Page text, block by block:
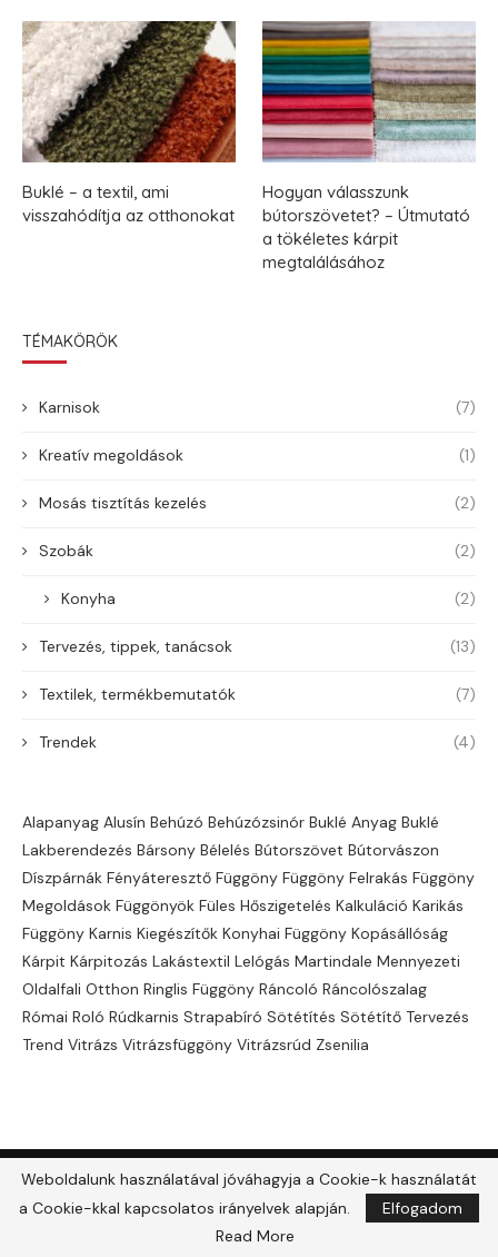
Buklé – a textil, ami
visszahódítja az otthonokat
Hogyan válasszunk
bútorszövetet? – Útmutató
a tökéletes kárpit
megtalálásához
TÉMAKÖRÖK
Karnisok (7)
Kreatív megoldások (1)
Mosás tisztítás kezelés (2)
Szobák (2)
Konyha (2)
Tervezés, tippek, tanácsok (13)
Textilek, termékbemutatók (7)
Trendek (4)
Alapanyag Alusín Behúzó Behúzózsinór Buklé Anyag Buklé
Lakberendezés Bársony Bélelés Bútorszövet Bútorvászon
Díszpárnák Fényáteresztő Függöny Függöny Felrakás Függöny
Megoldások Függönyök Füles Hőszigetelés Kalkuláció Karikás
Függöny Karnis Kiegészítők Konyhai Függöny Kopásállóság
Kárpit Kárpitozás Lakástextil Lelógás Martindale Mennyezeti
Oldalfali Otthon Ringlis Függöny Ráncoló Ráncolószalag
Római Roló Rúdkarnis Strapabíró Sötétítés Sötétítő Tervezés
Trend Vitrázs Vitrázsfüggöny Vitrázsrúd Zsenilia
@2021 - All Right Reserved. Designed and Developed byPenciDesign
VISSZA LEGTETEJÉRE
Weboldalunk használatával jóváhagyja a Cookie-k használatát
a Cookie-kkal kapcsolatos irányelvek alapján.
Elfogadom
Read More